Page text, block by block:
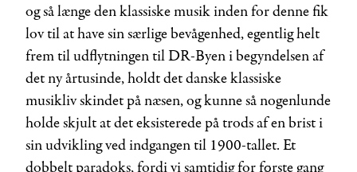
og så længe den klassiske musik inden for denne fik
lov til at have sin særlige bevågenhed, egentlig helt
frem til udflytningen til DR-Byen i begyndelsen af
det ny årtusinde, holdt det danske klassiske
musikliv skindet på næsen, og kunne så nogenlunde
holde skjult at det eksisterede på trods af en brist i
sin udvikling ved indgangen til 1900-tallet. Et
dobbelt paradoks, fordi vi samtidig for første gang